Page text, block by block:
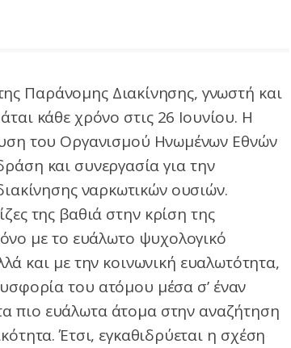
Παράνομης Διακίνησης, γνωστή και
κάθε χρόνο στις 26 Ιουνίου. Η
του Οργανισμού Ηνωμένων Εθνών
και συνεργασία για την
ναρκωτικών ουσιών.
της βαθιά στην κρίση της
με το ευάλωτο ψυχολογικό
και με την κοινωνική ευαλωτότητα,
του ατόμου μέσα σ’ έναν
πιο ευάλωτα άτομα στην αναζήτηση
Έτσι, εγκαθιδρύεται η σχέση